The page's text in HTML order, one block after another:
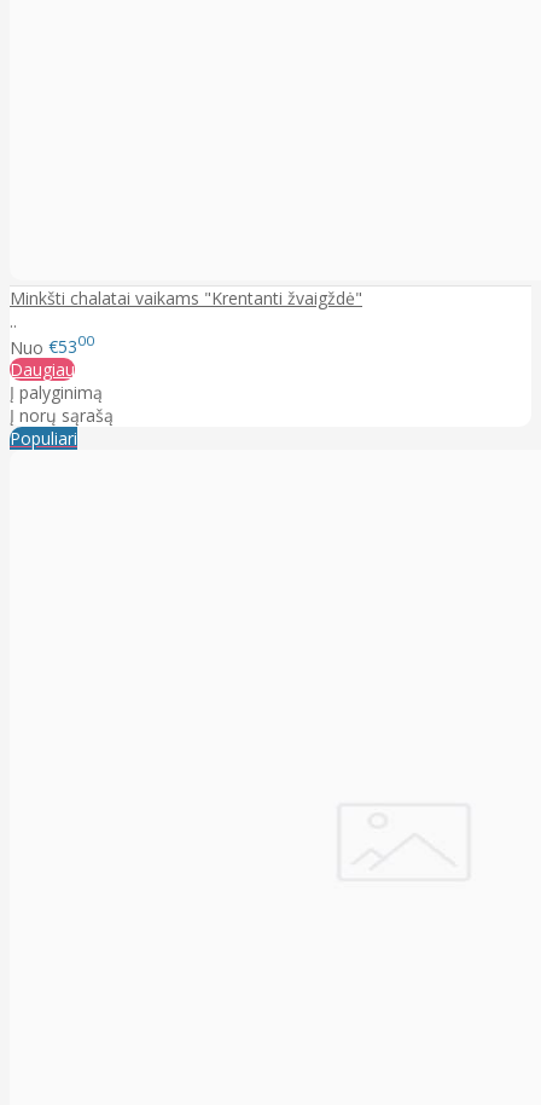
Minkšti chalatai vaikams "Krentanti žvaigždė"
..
Nuo €5300
Daugiau
Į palyginimą
Į norų sąrašą
Populiari